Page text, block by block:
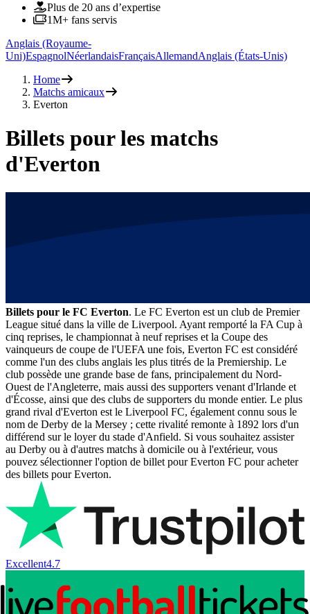
Plus de 20 ans d’expertise
1M+ fans servis
Anglais (Royaume-
Uni)EspagnolNéerlandaisFrançaisAllemandAnglais (États-Unis)
Home
Matchs amicaux
Everton
Billets pour les matchs
d'Everton
Billets pour le FC Everton. Le FC Everton est un club de Premier
League situé dans la ville de Liverpool. Ayant remporté la FA Cup à
cinq reprises, le championnat à neuf reprises et la Coupe des
vainqueurs de coupe de l'UEFA une fois, Everton FC est considéré
comme l'un des clubs anglais les plus titrés de la Premiership. Le
club possède une grande base de fans, principalement du Nord-
Ouest de l'Angleterre, mais aussi des supporters venant d'Irlande et
d'Écosse, ainsi que des clubs de supporters du monde entier. Le plus
grand rival d'Everton est le Liverpool FC, également connu sous le
nom de Derby de la Mersey ; cette rivalité remonte à 1892 lors d'un
différend sur le loyer du stade d'Anfield. Si vous souhaitez assister
au Derby ou à d'autres matchs à domicile ou à l'extérieur, vous
pouvez sélectionner l'option de billet pour Everton FC pour acheter
des billets pour Everton.
Excellent4.7